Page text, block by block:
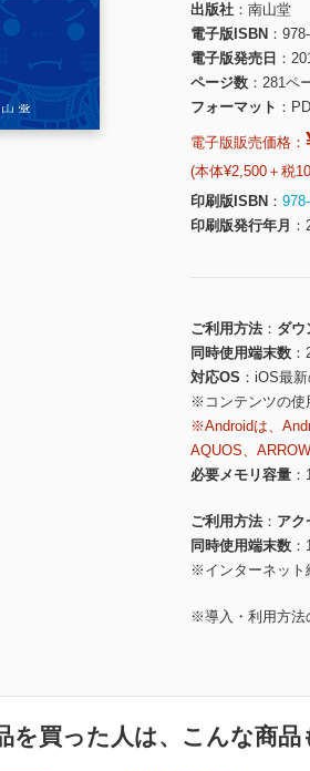
出版社
南山堂
電子版ISBN
電子版発売日
ページ数
281ペ
フォーマット
電子版販売価格：
(本体¥2,500＋税
印刷版ISBN
印刷版発行年月
ご利用方法
ダウ
同時使用端末数
対応OS
iOS最
※コンテンツの使
※Androidは、
AQUOS、
必要メモリ容量
ご利用方法
アク
同時使用端末数
※インターネット
※導入・利用方法
を買った人は、こんな商品